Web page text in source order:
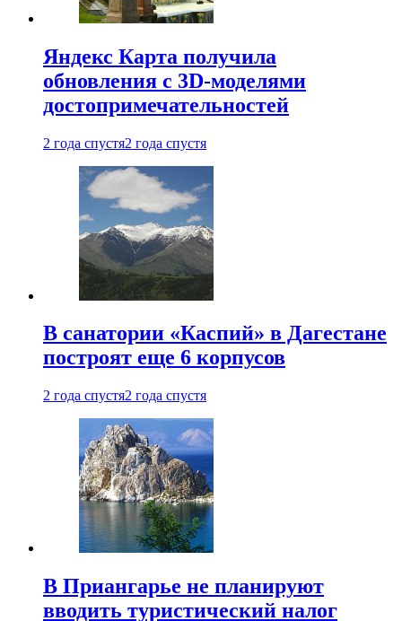
Яндекс Карта получила
обновления с 3D-моделями
достопримечательностей
2 года спустя2 года спустя
В санатории «Каспий» в Дагестане
построят еще 6 корпусов
2 года спустя2 года спустя
В Приангарье не планируют
вводить туристический налог